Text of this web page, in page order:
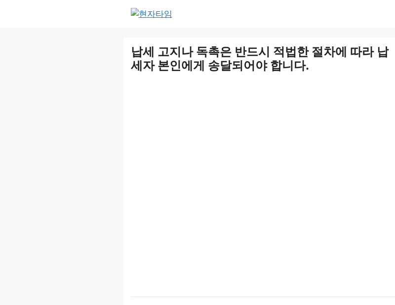
납세 고지나 독촉은 반드시 적법한 절차에 따라 납
세자 본인에게 송달되어야 합니다.